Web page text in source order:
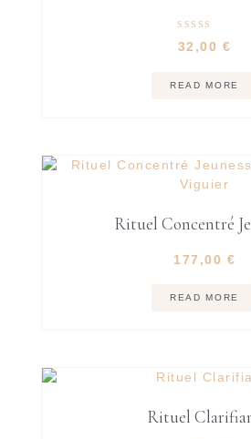
5.00
32,00 €
READ MORE
Rituel Concentré
177,00 €
READ MORE
Rituel